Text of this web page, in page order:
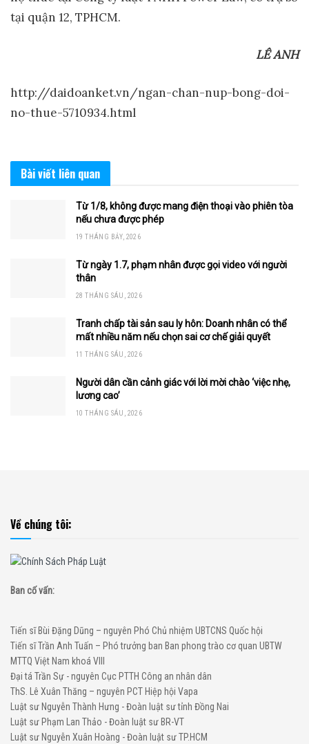
tại quận 12, TPHCM.
LÊ ANH
http://daidoanket.vn/ngan-chan-nup-bong-doi-
no-thue-5710934.html
Bài viết liên quan
Từ 1/8, không được mang điện thoại vào phiên tòa
nếu chưa được phép
19 THÁNG BẢY, 2026
Từ ngày 1.7, phạm nhân được gọi video với người
thân
28 THÁNG SÁU, 2026
Tranh chấp tài sản sau ly hôn: Doanh nhân có thể
mất nhiều năm nếu chọn sai cơ chế giải quyết
11 THÁNG SÁU, 2026
Người dân cần cảnh giác với lời mời chào ‘việc nhẹ,
lương cao’
10 THÁNG SÁU, 2026
Về chúng tôi:
Ban cố vấn:
Tiến sĩ Bùi Đặng Dũng – nguyên Phó Chủ nhiệm UBTCNS Quốc hội
Tiến sĩ Trần Anh Tuấn – Phó trưởng ban Ban phong trào cơ quan UBTW
MTTQ Việt Nam khoá VIII
Đại tá Trần Sự - nguyên Cục PTTH Công an nhân dân
ThS. Lê Xuân Thăng – nguyên PCT Hiệp hội Vapa
Luật sư Nguyễn Thành Hưng - Đoàn luật sư tỉnh Đồng Nai
Luật sư Phạm Lan Thảo - Đoàn luật sư BR-VT
Luật sư Nguyễn Xuân Hoàng - Đoàn luật sư TP.HCM